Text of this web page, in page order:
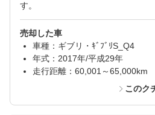
す。
売却した車
車種：ギブリ・ｷﾞﾌﾞﾘS_Q4
年式：2017年/平成29年
走行距離：60,001～65,000km
このク